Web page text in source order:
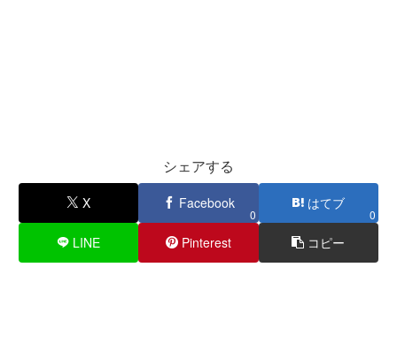
シェアする
X Facebook
0
はてブ
0
LINE Pinterest コピー